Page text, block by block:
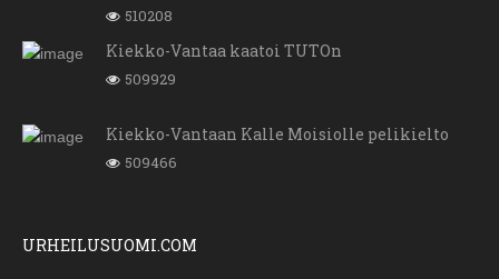
510208
Kiekko-Vantaa kaatoi TUTOn
509929
Kiekko-Vantaan Kalle Moisiolle pelikielto
509466
URHEILUSUOMI.COM